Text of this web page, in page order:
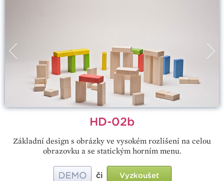
HD-02b
Základní design s obrázky ve vysokém rozlišení na celou
obrazovku a se statickým horním menu.
Vyzkoušet
či